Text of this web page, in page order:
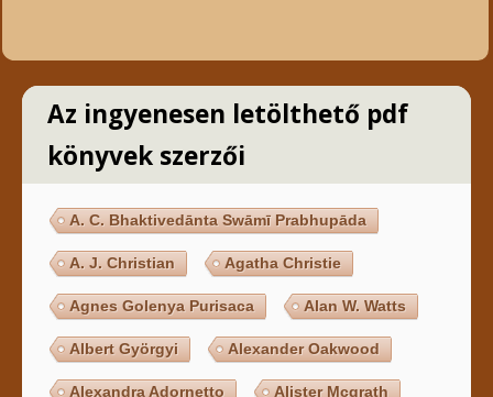
Az ingyenesen letölthető pdf
könyvek szerzői
A. C. Bhaktivedānta Swāmī Prabhupāda
A. J. Christian Agatha Christie
Agnes Golenya Purisaca Alan W. Watts
Albert Györgyi Alexander Oakwood
Alexandra Adornetto Alister Mcgrath